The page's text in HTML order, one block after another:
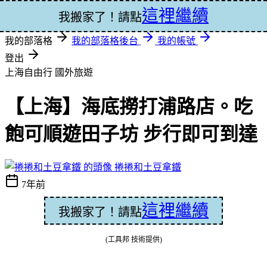
登入
我的部落格 我的部落格後台
我的帳號
登出
上海自由行 國外旅遊
【上海】海底撈打浦路店。吃
飽可順遊田子坊 步行即可到達
捲捲和土豆拿鐵
7年前
我搬家了！請點這裡繼續
(工具邦 技術提供)
我搬家了！請點這裡繼續